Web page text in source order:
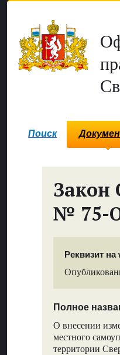
Поиск
Закон
№ 75-
Реквизит
Полное
О внесении
местного
территории